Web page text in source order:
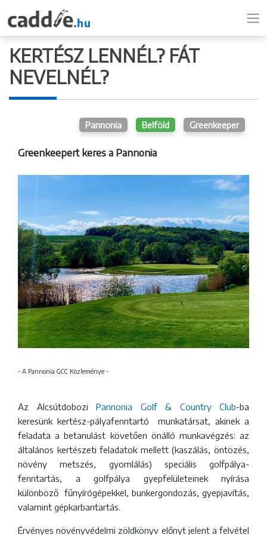
KERTÉSZ LENNÉL? FÁT
NEVELNÉL?
Greenkeeper
Belföld
Pannonia
Greenkeepert keres a Pannonia
- A Pannonia GCC Közleménye -
Az Alcsútdobozi Pannonia Golf & Country Club-ba
keresünk kertész-pályafenntartó munkatársat, akinek a
feladata a betanulást követően önálló munkavégzés: az
általános kertészeti feladatok mellett (kaszálás, öntözés,
növény metszés, gyomlálás) speciális golfpálya-
fenntartás, a golfpálya gyepfelületeinek nyírása
különböző fűnyírógépekkel, bunkergondozás, gyepjavítás,
valamint gépkarbantartás.
Érvényes növényvédelmi zöldkönyv előnyt jelent a felvétel